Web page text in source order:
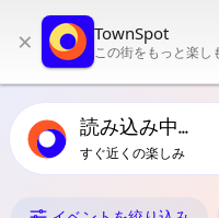
のメインナビゲー
の地域イベントコ
× TownSpot
この街をもっと楽し
読み込み中...
すぐ近くの楽しみ